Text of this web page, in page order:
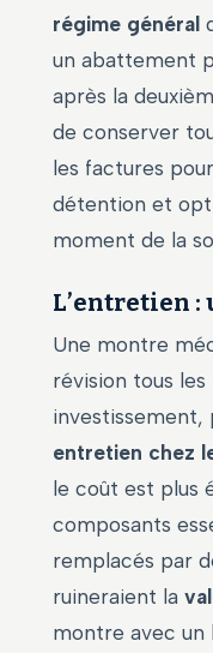
régime général
un abattement
après la
de conserver
les factures
détention et
moment de la
L’entretien
Une montre
révision tous les
investissement,
entretien chez
le coût est plus
composants
remplacés par
ruineraient la
montre avec un